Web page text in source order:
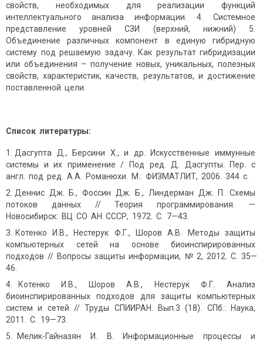
свойств, необходимых для реализации функций
интеллектуального анализа информации. 4. Системное
представление уровней СЗИ (верхний, нижний) 5.
Объединение различных компонент в единую гибридную
систему под решаемую задачу. Как результат гибридизации
или объединения – получение новых, уникальных, полезных
свойств, характеристик, качеств, результатов, и достижение
поставленной цели.
Список литературы:
Дасгупта Д., Берсини Х., и др. Искусственные иммунные
системы и их применение / Под ред. Д. Дасгупты. Пер. с
англ. под ред. А.А. Романюхи. М.: ФИЗМАТЛИТ, 2006. 344 с.
Деннис Дж. Б., Фоссин Дж. Б., Линдерман Дж. П. Схемы
потоков данных // Теория программирования. —
Новосибирск: ВЦ СО АН СССР, 1972. С. 7—43.
Котенко И.В., Нестерук Ф.Г., Шоров А.В. Методы защиты
компьютерных сетей на основе биоинспирированных
подходов // Вопросы защиты информации, № 2, 2012. С. 35—
46.
Котенко И.В., Шоров А.В., Нестерук Ф.Г. Анализ
биоинспирированных подходов для защиты компьютерных
систем и сетей // Труды СПИИРАН. Вып.3 (18). СПб.: Наука,
2011. С. 19—73.
Мелик-Гайназян И. В. Информационные процессы и